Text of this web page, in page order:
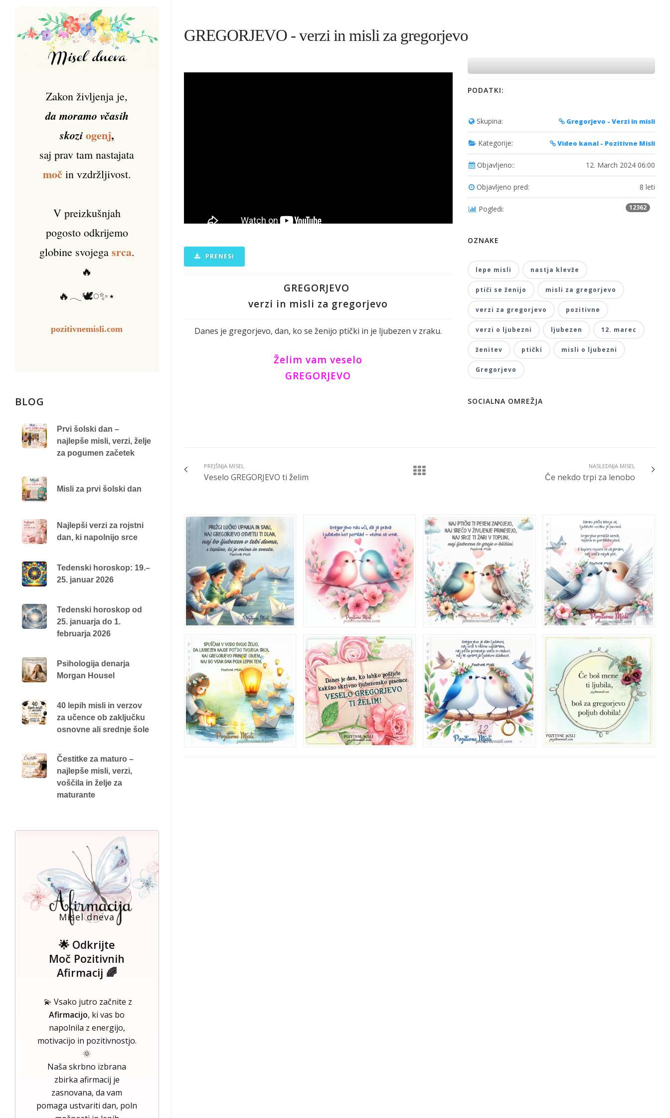
GREGORJEVO - verzi in misli za gregorjevo
PRENESI
GREGORJEVO
verzi in misli za gregorjevo
Danes je gregorjevo, dan, ko se ženijo ptički in je ljubezen v zraku.
Želim vam veselo
GREGORJEVO
PODATKI:
Skupina: Gregorjevo - Verzi in misli
Kategorije: Video kanal - Pozitivne Misli
Objavljeno:: 12. March 2024 06:00
Objavljeno pred: 8 leti
Pogledi: 12362
OZNAKE
lepe misli nastja klevže
ptiči se ženijo misli za gregorjevo
verzi za gregorjevo pozitivne
verzi o ljubezni ljubezen 12. marec
ženitev ptički misli o ljubezni
Gregorjevo
SOCIALNA OMREŽJA
PREJŠNJA MISEL
Veselo GREGORJEVO ti želim
NASLEDNJA MISEL
Če nekdo trpi za lenobo
Zakon življenja je,
da moramo včasih
skozi ogenj,
saj prav tam nastajata
močin vzdržljivost.
V preizkušnjah
pogosto odkrijemo
globine svojega srca.
🔥
🔥𓂃🕊️𓏸✨⋆
pozitivnemisli.com
BLOG
Prvi šolski dan –
najlepše misli, verzi, želje
za pogumen začetek
Misli za prvi šolski dan
Najlepši verzi za rojstni
dan, ki napolnijo srce
Tedenski horoskop: 19.–
25. januar 2026
Tedenski horoskop od
25. januarja do 1.
februarja 2026
Psihologija denarja
Morgan Housel
40 lepih misli in verzov
za učence ob zaključku
osnovne ali srednje šole
Čestitke za maturo –
najlepše misli, verzi,
voščila in želje za
maturante
Misel dneva
🌟 Odkrijte
Moč Pozitivnih
Afirmacij 🌈
💫 Vsako jutro začnite z
Afirmacijo, ki vas bo
napolnila z energijo,
motivacijo in pozitivnostjo.
🌞
Naša skrbno izbrana
zbirka afirmacij je
zasnovana, da vam
pomaga ustvariti dan, poln